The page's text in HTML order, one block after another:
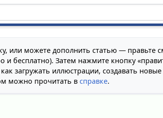
или можете дополнить статью — правьте
и бесплатно). Затем нажмите кнопку
загружать иллюстрации, создавать
можно прочитать в справке.